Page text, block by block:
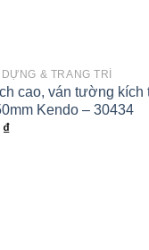
& TRANG TRÍ
cao, ván tường kích
Kendo – 30434
₫